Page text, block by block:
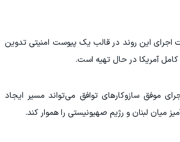
اجرای این روند در قالب یک پیوست امنیتی تدوین
آمریکا در حال تهیه است.
موفق سازوکارهای توافق می‌تواند مسیر ایجاد
میان لبنان و رژیم صهیونیستی را هموار کند.